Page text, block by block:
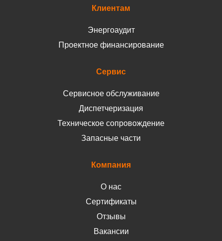
Клиентам
Энергоаудит
Проектное финансирование
Сервис
Сервисное обслуживание
Диспетчеризация
Техническое сопровождение
Запасные части
Компания
О нас
Сертификаты
Отзывы
Вакансии